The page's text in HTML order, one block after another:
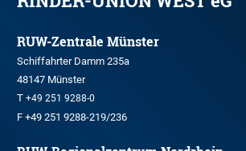
RUW-Zentrale Münster
Schiffahrter Damm 235a
48147 Münster
T +49 251 9288-0
F +49 251 9288-219/236